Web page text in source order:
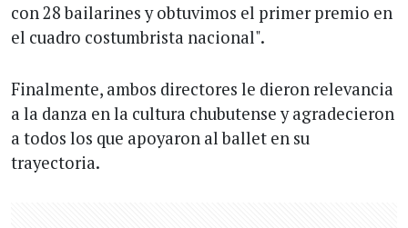
con 28 bailarines y obtuvimos el primer premio en
el cuadro costumbrista nacional".
Finalmente, ambos directores le dieron relevancia
a la danza en la cultura chubutense y agradecieron
a todos los que apoyaron al ballet en su
trayectoria.